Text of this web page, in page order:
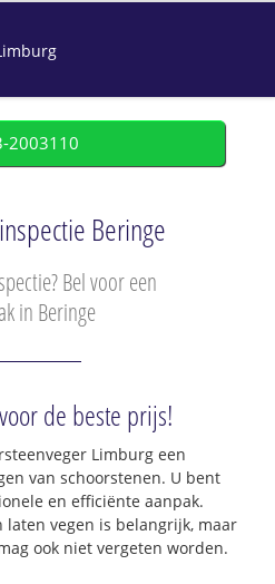
2003110
Beringe
Bel voor een
in Beringe
de beste prijs!
Limburg een
van schoorstenen. U bent
en efficiënte aanpak.
laten vegen is belangrijk, maar
ook niet vergeten worden.